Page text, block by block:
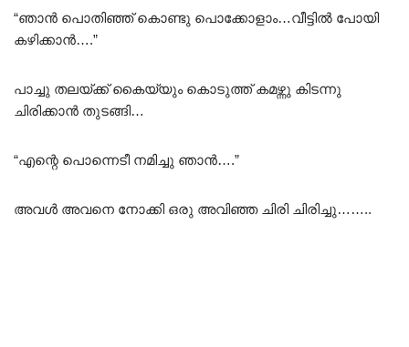
“ഞാൻ പൊതിഞ്ഞ് കൊണ്ടു പൊക്കോളാം…വീട്ടിൽ പോയി
കഴിക്കാൻ….”
പാച്ചു തലയ്ക്ക് കൈയ്യും കൊടുത്ത് കമഴ്ന്നു കിടന്നു
ചിരിക്കാൻ തുടങ്ങി…
“എന്റെ പൊന്നെടീ നമിച്ചു ഞാൻ….”
അവൾ അവനെ നോക്കി ഒരു അവിഞ്ഞ ചിരി ചിരിച്ചു……..